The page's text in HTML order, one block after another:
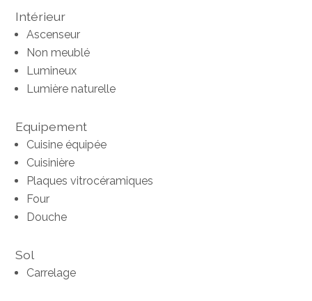
Intérieur
Ascenseur
Non meublé
Lumineux
Lumière naturelle
Equipement
Cuisine équipée
Cuisinière
Plaques vitrocéramiques
Four
Douche
Sol
Carrelage